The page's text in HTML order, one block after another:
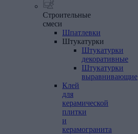
Строительные
смеси
Шпатлевки
Штукатурки
Штукатурки
декоративные
Штукатурки
выравнивающие
Клей
для
керамической
плитки
и
керамогранита